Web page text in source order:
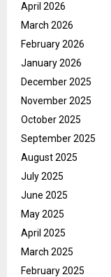
April 2026
March 2026
February 2026
January 2026
December 2025
November 2025
October 2025
September 2025
August 2025
July 2025
June 2025
May 2025
April 2025
March 2025
February 2025